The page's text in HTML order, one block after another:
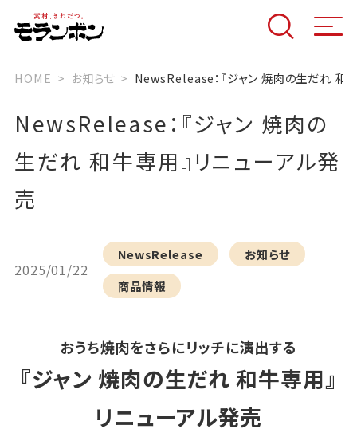
HOME お知らせ NewsRelease：『ジャン 焼肉の生だれ 和
NewsRelease：『ジャン 焼肉の
生だれ 和牛専用』リニューアル発
売
2025/01/22
NewsRelease
お知らせ
商品情報
おうち焼肉をさらにリッチに演出する
『ジャン 焼肉の生だれ 和牛専用』
リニューアル発売